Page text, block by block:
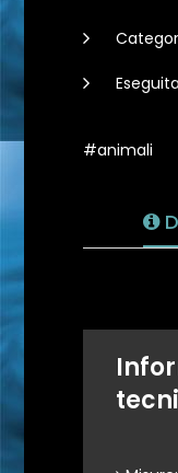
#animali